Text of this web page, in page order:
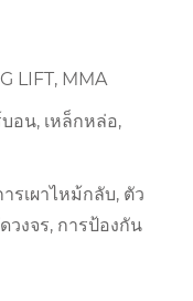
LIFT, MMA
อน, เหล็กหล่อ,
รเผาไหม้กลับ, ตัว
วงจร, การป้องกัน